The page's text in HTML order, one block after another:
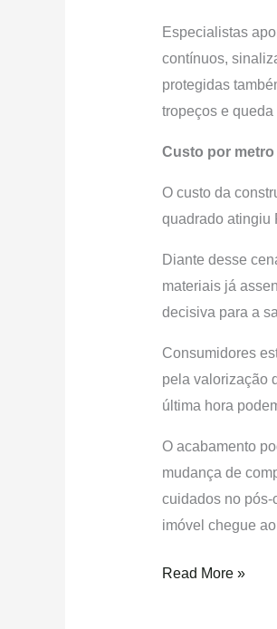
Especialistas
contínuos,
protegidas
tropeços e
Custo por
O custo da
quadrado atingiu
Diante desse
materiais já
decisiva para a
Consumidores
pela valorização
última hora
O acabamento
mudança de
cuidados no pós-
imóvel chegue
Read More »